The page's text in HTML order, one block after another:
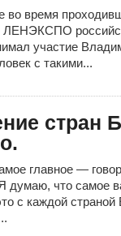
время
ЛЕНЭКСПО
участие
с такими...
стран
главное —
думаю, что самое
с каждой